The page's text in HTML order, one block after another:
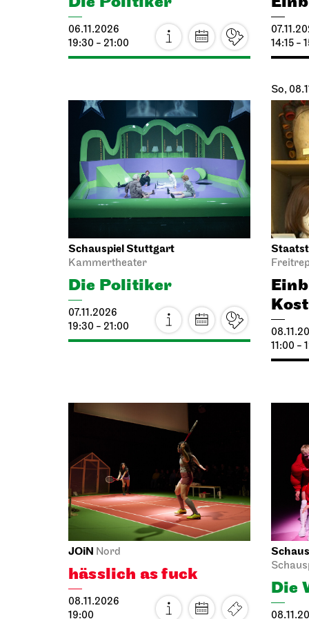
19:30 - 22:30
19:30
Schauspiel Stuttgart
Die Drei­groschen­oper
25.10.2026
18:00 - 21:10
I
19:00 -
Liederhalle, Beethovensaal
1. Sinfonie­konzert
Di,